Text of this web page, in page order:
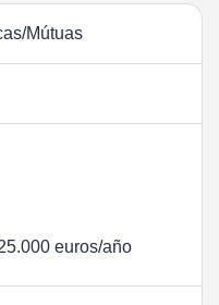
Mútuas
euros/año